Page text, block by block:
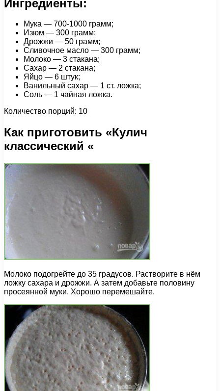
Ингредиенты:
Мука — 700-1000 грамм;
Изюм — 300 грамм;
Дрожжи — 50 грамм;
Сливочное масло — 300 грамм;
Молоко — 3 стакана;
Сахар — 2 стакана;
Яйцо — 6 штук;
Ванильный сахар — 1 ст. ложка;
Соль — 1 чайная ложка.
Количество порций: 10
Как приготовить «Кулич
классический «
Молоко подогрейте до 35 градусов. Растворите в нём
ложку сахара и дрожжи. А затем добавьте половину
просеянной муки. Хорошо перемешайте.